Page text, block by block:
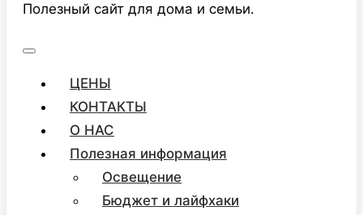
Полезный сайт для дома и семьи.
ЦЕНЫ
КОНТАКТЫ
О НАС
Полезная информация
Освещение
Бюджет и лайфхаки